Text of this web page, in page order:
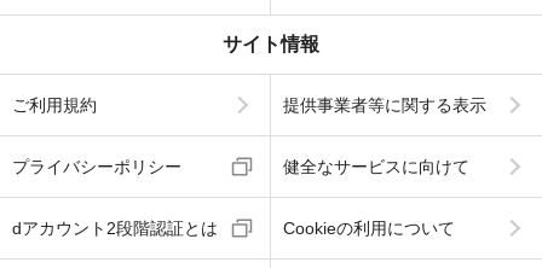
サイト情報
ご利用規約 提供事業者等に関する表示
プライバシーポリシー 健全なサービスに向けて
dアカウント2段階認証とは Cookieの利用について